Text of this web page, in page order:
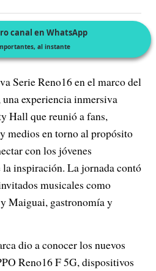
canal en WhatsApp
al instante
Serie Reno16 en el marco del
experiencia inmersiva
Hall que reunió a fans,
medios en torno al propósito
con los jóvenes
la inspiración. La jornada contó
musicales como
Maiguai, gastronomía y
dio a conocer los nuevos
Reno16 F 5G, dispositivos